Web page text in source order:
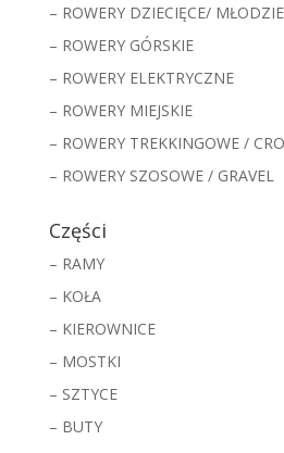
– ROWERY DZIECIĘCE/
– ROWERY GÓRSKIE
– ROWERY ELEKTRYCZNE
– ROWERY MIEJSKIE
– ROWERY TREKKINGOWE /
– ROWERY SZOSOWE / GRAVEL
Części
– RAMY
– KOŁA
– KIEROWNICE
– MOSTKI
– SZTYCE
– BUTY